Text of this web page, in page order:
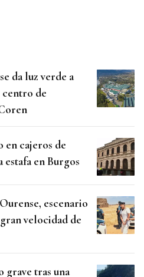
da luz verde a
de
en cajeros de
estafa en Burgos
escenario
velocidad de
grave tras una